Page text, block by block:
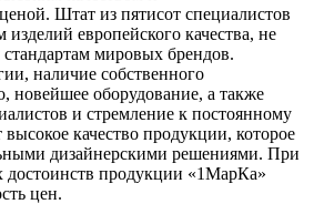
Штат из пятисот специалистов
изделий европейского качества, не
мировых брендов.
наличие собственного
новейшее оборудование, а также
и стремление к постоянному
качество продукции, которое
дизайнерскими решениями. При
достоинств продукции «1МарКа»
цен.